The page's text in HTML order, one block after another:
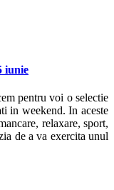
iunie
pentru voi o selectie
in weekend. In aceste
relaxare, sport,
de a va exercita unul